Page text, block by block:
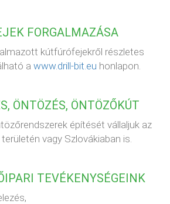
FORGALMAZÁSA
kútfúrófejekről részletes
a www.drill-bit.eu honlapon.
ÖNTÖZÉS, ÖNTÖZŐKÚT
építését vállaljuk az
vagy Szlovákiaban is.
TEVÉKENYSÉGEINK